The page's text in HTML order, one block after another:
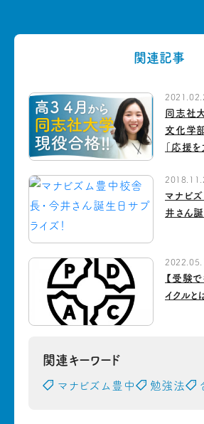
関連記事
同志社
文化学
「応援を
マナビ
井さん誕
【受験
イクルとは
関連キーワード
マナビズム豊中 勉強法